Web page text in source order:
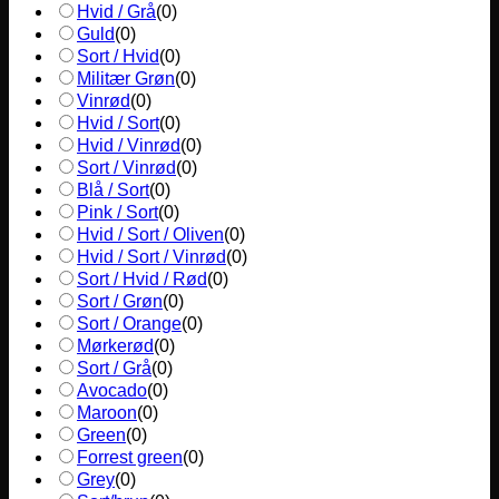
Hvid / Grå(0)
Guld(0)
Sort / Hvid(0)
Militær Grøn(0)
Vinrød(0)
Hvid / Sort(0)
Hvid / Vinrød(0)
Sort / Vinrød(0)
Blå / Sort(0)
Pink / Sort(0)
Hvid / Sort / Oliven(0)
Hvid / Sort / Vinrød(0)
Sort / Hvid / Rød(0)
Sort / Grøn(0)
Sort / Orange(0)
Mørkerød(0)
Sort / Grå(0)
Avocado(0)
Maroon(0)
Green(0)
Forrest green(0)
Grey(0)